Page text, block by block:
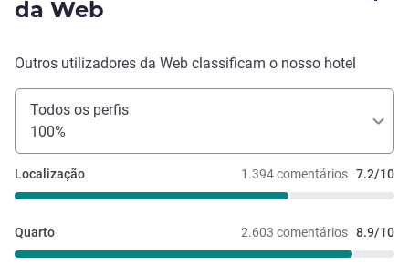
da Web
Outros utilizadores da Web classificam o nosso hotel
Todos os perfis
100%
1.394 comentários 7.2/10
Localização
2.603 comentários 8.9/10
Quarto